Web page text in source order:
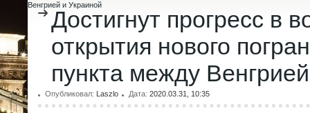
Венгрией и Украиной
Достигнут прогресс в
открытия нового
пункта между
Опубликовал: Laszlo Дата: 2020.03.31, 10:35